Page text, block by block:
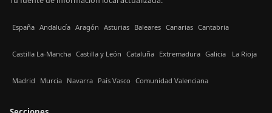
España Andalucía Aragón Asturias Baleares Canarias Cantabria
Castilla La-Mancha Castilla y León Cataluña Extremadura Galicia La Rioja
Madrid Murcia Navarra País Vasco Comunidad Valenciana